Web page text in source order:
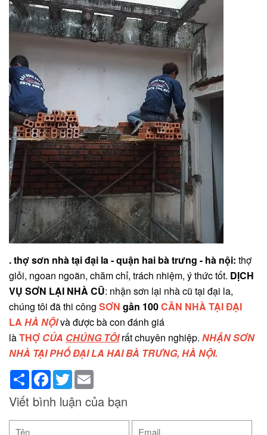
. thợ sơn nhà tại đại la - quận hai bà trưng - hà nội: thợ
giỏi, ngoan ngoãn, chăm chỉ, trách nhiệm, ý thức tốt. DỊCH
VỤ SƠN LẠI NHÀ CŨ: nhận sơn lại nhà cũ tại đại la,
chúng tôi đã thi công SƠN gần 100CĂN NHÀ TẠI ĐẠI
LA HÀ NỘIvà được bà con đánh giá
làTHỢ CỦA CHÚNG TÔIrất chuyên nghiệp. NHẬN SƠN
NHÀ TẠI PHỐ ĐẠI LA HAI BÀ TRƯNG, HÀ NỘI.
ShareFacebook
Twitter
Viết bình luận của bạn